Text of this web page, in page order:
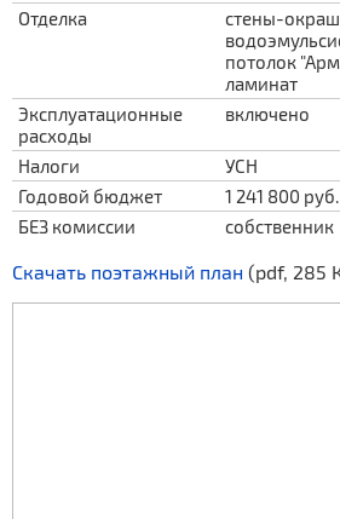
Отделка
стены-
потолок
ламинат
Эксплуатационные
расходы
включено
Налоги
УСН
Годовой бюджет
1 241 800 руб.
БЕЗ комиссии
собственник
Скачать поэтажный план (pdf, 285